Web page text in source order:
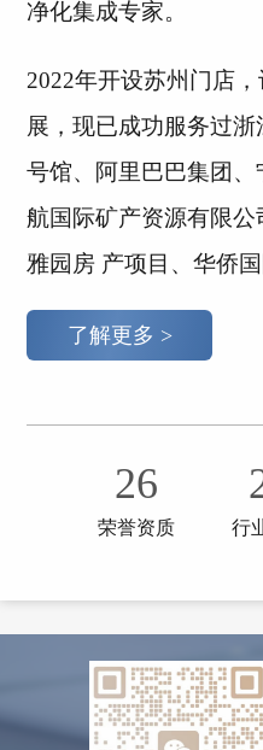
净化集成专家。
2022年开设苏州门店
展，现已成功服务过
号馆、阿里巴巴集团
航国际矿产资源有限
雅园房 产项目、华侨国
了解更多 >
26
荣誉资质 行